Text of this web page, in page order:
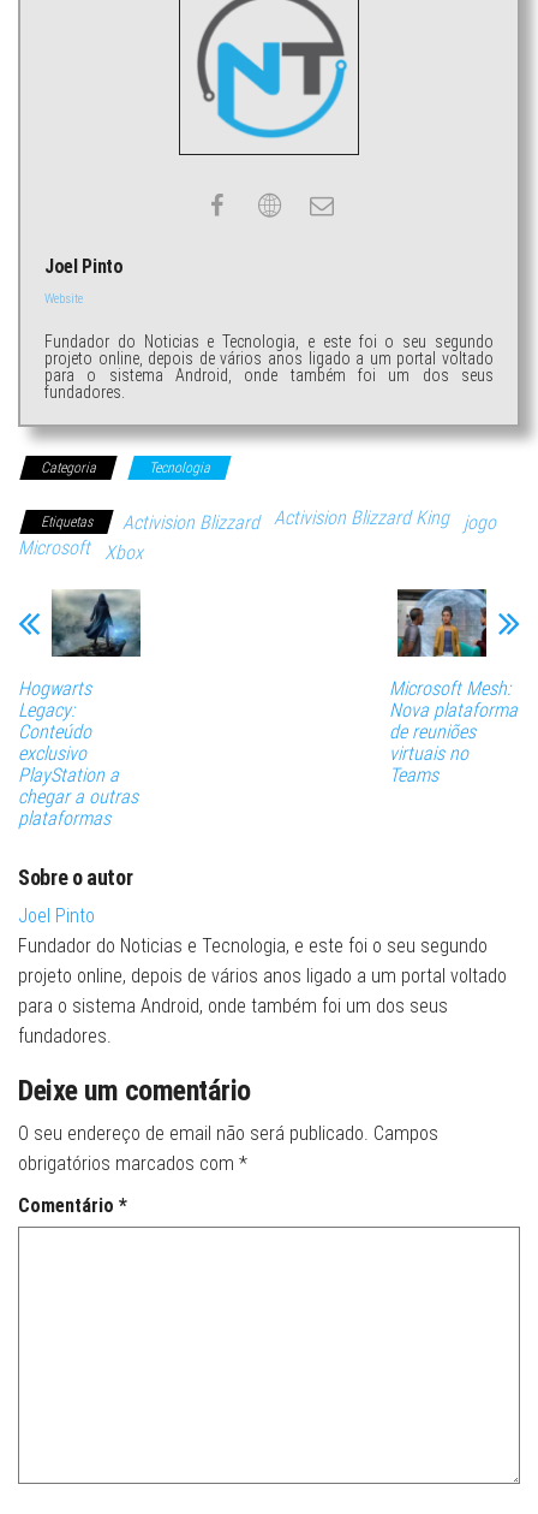
Joel Pinto
Website
Fundador do Noticias e Tecnologia, e este foi o seu segundo
projeto online, depois de vários anos ligado a um portal voltado
para o sistema Android, onde também foi um dos seus
fundadores.
Categoria Tecnologia
Etiquetas Activision Blizzard Activision Blizzard King
jogo
Microsoft
Xbox
Hogwarts
Legacy:
Conteúdo
exclusivo
PlayStation a
chegar a outras
plataformas
Microsoft Mesh:
Nova plataforma
de reuniões
virtuais no
Teams
Sobre o autor
Joel Pinto
Fundador do Noticias e Tecnologia, e este foi o seu segundo
projeto online, depois de vários anos ligado a um portal voltado
para o sistema Android, onde também foi um dos seus
fundadores.
Deixe um comentário
O seu endereço de email não será publicado. Campos
obrigatórios marcados com *
Comentário *